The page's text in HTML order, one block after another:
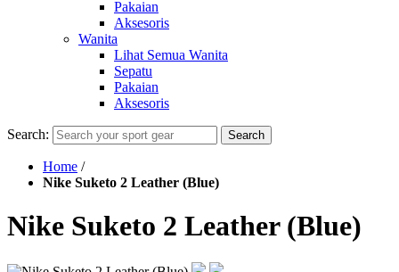
Pakaian
Aksesoris
Wanita
Lihat Semua Wanita
Sepatu
Pakaian
Aksesoris
Search: Search
Home /
Nike Suketo 2 Leather (Blue)
Nike Suketo 2 Leather (Blue)